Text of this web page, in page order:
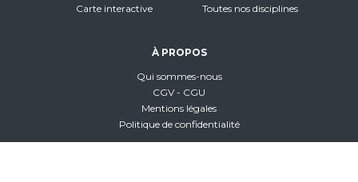
Carte interactive
Toutes nos disciplines
À PROPOS
Qui sommes-nous
CGV - CGU
Mentions légales
Politique de confidentialité